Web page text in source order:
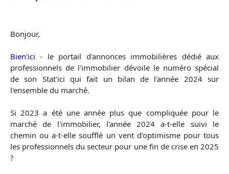
Bonjour,
Bien'ici- le portail d'annonces immobilières dédié aux
professionnels de l'immobilier dévoile le numéro spécial
de son Stat'ici qui fait un bilan de l'année 2024 sur
l'ensemble du marché.
Si 2023 a été une année plus que compliquée pour le
marché de l'immobilier, l'année 2024 a-t-elle suivi le
chemin ou a-t-elle soufflé un vent d'optimisme pour tous
les professionnels du secteur pour une fin de crise en 2025
?